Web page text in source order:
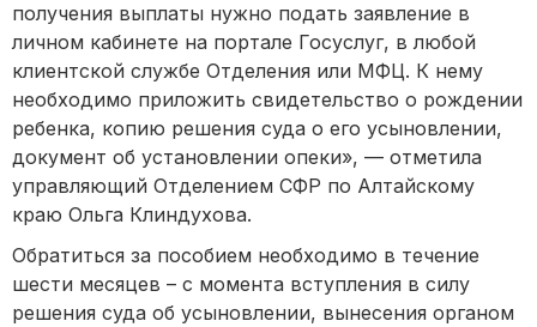
получения выплаты нужно подать заявление в
личном кабинете на портале Госуслуг, в любой
клиентской службе Отделения или МФЦ. К нему
необходимо приложить свидетельство о рождении
ребенка, копию решения суда о его усыновлении,
документ об установлении опеки», — отметила
управляющий Отделением СФР по Алтайскому
краю Ольга Клиндухова.
Обратиться за пособием необходимо в течение
шести месяцев – с момента вступления в силу
решения суда об усыновлении, вынесения органом